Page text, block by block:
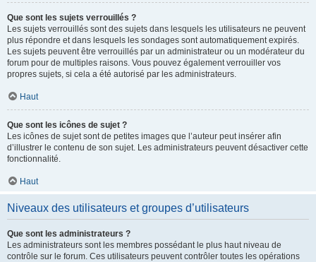
Que sont les sujets verrouillés ?
Les sujets verrouillés sont des sujets dans lesquels les utilisateurs ne peuvent
plus répondre et dans lesquels les sondages sont automatiquement expirés.
Les sujets peuvent être verrouillés par un administrateur ou un modérateur du
forum pour de multiples raisons. Vous pouvez également verrouiller vos
propres sujets, si cela a été autorisé par les administrateurs.
Haut
Que sont les icônes de sujet ?
Les icônes de sujet sont de petites images que l’auteur peut insérer afin
d’illustrer le contenu de son sujet. Les administrateurs peuvent désactiver cette
fonctionnalité.
Haut
Niveaux des utilisateurs et groupes d’utilisateurs
Que sont les administrateurs ?
Les administrateurs sont les membres possédant le plus haut niveau de
contrôle sur le forum. Ces utilisateurs peuvent contrôler toutes les opérations